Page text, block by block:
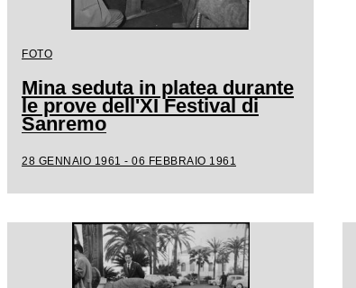
FOTO
Mina seduta in platea durante
le prove dell'XI Festival di
Sanremo
28 GENNAIO 1961 - 06 FEBBRAIO 1961